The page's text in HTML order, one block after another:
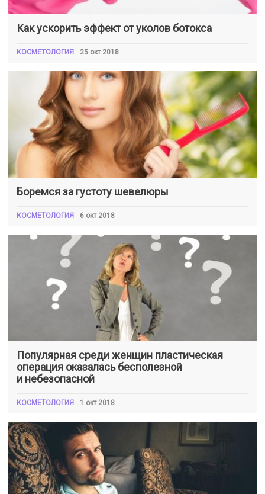
Как ускорить эффект от уколов ботокса
КОСМЕТОЛОГИЯ 25 окт 2018
Боремся за густоту шевелюры
КОСМЕТОЛОГИЯ 6 окт 2018
Популярная среди женщин пластическая
операция оказалась бесполезной
и небезопасной
КОСМЕТОЛОГИЯ 1 окт 2018